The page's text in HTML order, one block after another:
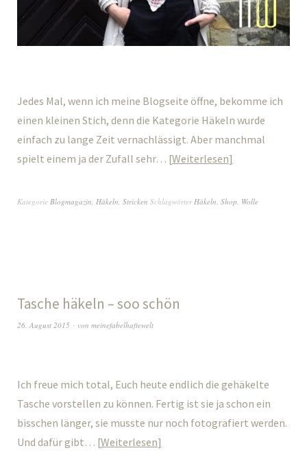
Jedes Mal, wenn ich meine Blogseite öffne, bekomme ich
einen kleinen Stich, denn die Kategorie Häkeln wurde
einfach zu lange Zeit vernachlässigt. Aber manchmal
spielt einem ja der Zufall sehr… Weiterlesen
Kategorie Blogmagazin Häkeln Stricken Schlagwörter Häkeln Shop Wolle
Tasche häkeln – soo schön
26. August 2015 von meinefabelhaftewelt
Ich freue mich total, Euch heute endlich die gehäkelte
Tasche vorstellen zu können. Fertig ist sie ja schon ein
bisschen länger, sie musste nur noch fotografiert werden.
Und dafür gibt… Weiterlesen